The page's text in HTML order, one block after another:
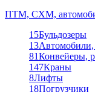
ПТМ, СХМ,
15Бульдозеры
13Автомобили,
81Конвейеры,
147Краны
8Лифты
18Погрузчики